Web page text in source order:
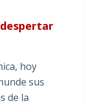
sus
de la